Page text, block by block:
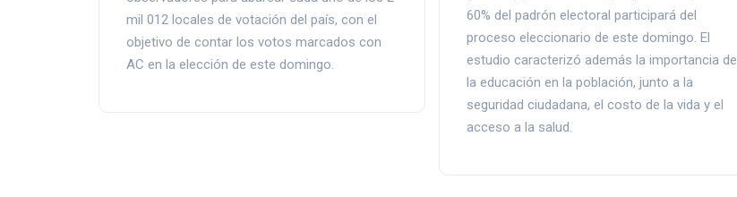
mil 012 locales de votación del país, con el
objetivo de contar los votos marcados con
AC en la elección de este domingo.
60% del padrón electoral participará del
proceso eleccionario de este domingo. El
estudio caracterizó además la importancia de
la educación en la población, junto a la
seguridad ciudadana, el costo de la vida y el
acceso a la salud.